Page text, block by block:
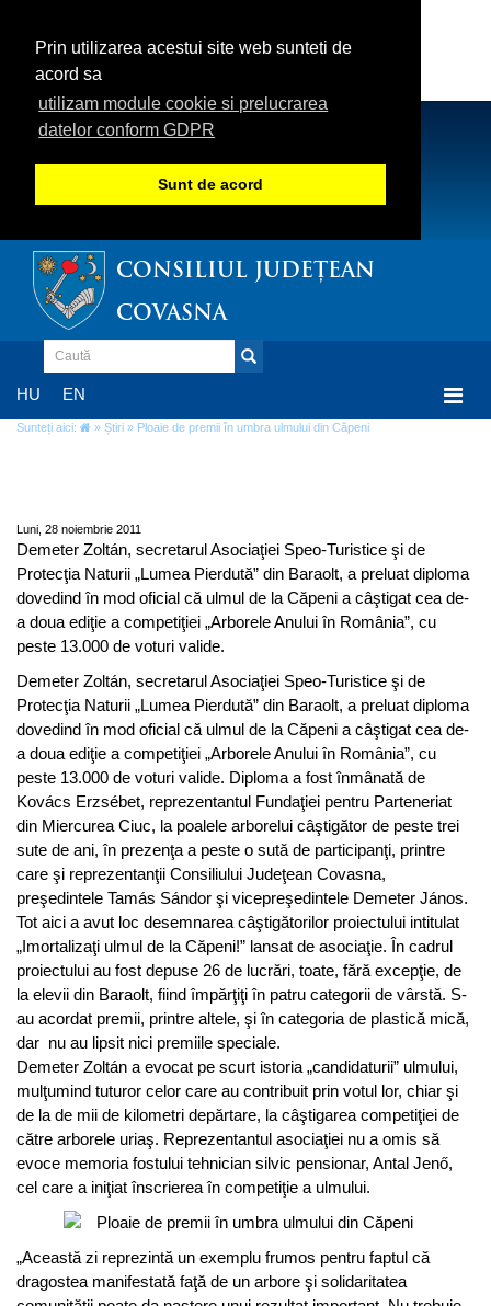
Prin utilizarea acestui site web sunteti de
acord sa
utilizam module cookie si prelucrarea
datelor conform GDPR
Sunt de acord
CONSILIUL JUDEȚEAN
COVASNA
HU EN
Sunteți aici: » Știri » Ploaie de premii în umbra ulmului din Căpeni
Luni, 28 noiembrie 2011
Demeter Zoltán, secretarul Asociaţiei Speo-Turistice şi de
Protecţia Naturii „Lumea Pierdută” din Baraolt, a preluat diploma
dovedind în mod oficial că ulmul de la Căpeni a câştigat cea de-
a doua ediţie a competiţiei „Arborele Anului în România”, cu
peste 13.000 de voturi valide.
Demeter Zoltán, secretarul Asociaţiei Speo-Turistice şi de
Protecţia Naturii „Lumea Pierdută” din Baraolt, a preluat diploma
dovedind în mod oficial că ulmul de la Căpeni a câştigat cea de-
a doua ediţie a competiţiei „Arborele Anului în România”, cu
peste 13.000 de voturi valide. Diploma a fost înmânată de
Kovács Erzsébet, reprezentantul Fundaţiei pentru Parteneriat
din Miercurea Ciuc, la poalele arborelui câştigător de peste trei
sute de ani, în prezenţa a peste o sută de participanţi, printre
care şi reprezentanţii Consiliului Judeţean Covasna,
preşedintele Tamás Sándor şi vicepreşedintele Demeter János.
Tot aici a avut loc desemnarea câştigătorilor proiectului intitulat
„Imortalizaţi ulmul de la Căpeni!” lansat de asociaţie. În cadrul
proiectului au fost depuse 26 de lucrări, toate, fără excepţie, de
la elevii din Baraolt, fiind împărţiţi în patru categorii de vârstă. S-
au acordat premii, printre altele, şi în categoria de plastică mică,
dar nu au lipsit nici premiile speciale.
Demeter Zoltán a evocat pe scurt istoria „candidaturii” ulmului,
mulţumind tuturor celor care au contribuit prin votul lor, chiar şi
de la de mii de kilometri depărtare, la câştigarea competiţiei de
către arborele uriaş. Reprezentantul asociaţiei nu a omis să
evoce memoria fostului tehnician silvic pensionar, Antal Jenő,
cel care a iniţiat înscrierea în competiţie a ulmului.
„Această zi reprezintă un exemplu frumos pentru faptul că
dragostea manifestată faţă de un arbore şi solidaritatea